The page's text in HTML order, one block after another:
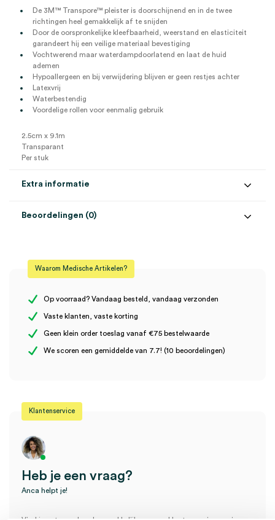
De 3M™ Transpore™ pleister is doorschijnend en in de twee
richtingen heel gemakkelijk af te snijden
Door de oorspronkelijke kleefbaarheid, weerstand en elasticiteit
garandeert hij een veilige materiaal bevestiging
Vochtwerend maar waterdampdoorlatend en laat de huid
ademen
Hypoallergeen en bij verwijdering blijven er geen restjes achter
Latexvrij
Waterbestendig
Voordelige rollen voor eenmalig gebruik
2.5cm x 9.1m
Transparant
Per stuk
Extra informatie
Kleur transparant
Steriel
Uitvoering zonder klemring
Beoordelingen (0)
Er zijn nog geen beoordelingen.
Hechtpleister, 2.5cm x 9.1m (1)” te beoordelen
Waarom Medische Artikelen?
Op voorraad? Vandaag besteld, vandaag verzonden
Vaste klanten, vaste korting
Geen klein order toeslag vanaf €75 bestelwaarde
We scoren een gemiddelde van 7.7! (10 beoordelingen)
Klantenservice
Heb je een vraag?
Anca helpt je!